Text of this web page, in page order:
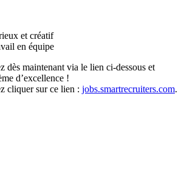
et créatif
en équipe
dès maintenant via le lien ci-dessous et
d’excellence !
cliquer sur ce lien : jobs.smartrecruiters.com.